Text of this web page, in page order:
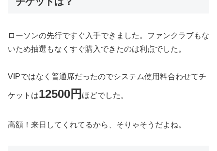
ローソンの先行ですぐ入手できました。ファンクラブもな
いため抽選もなくすぐ購入できたのは利点でした。
VIPではなく普通席だったのでシステム使用料合わせてチ
ケットは12500円 ほどでした。
高額！来日してくれてるから、そりゃそうだよね。